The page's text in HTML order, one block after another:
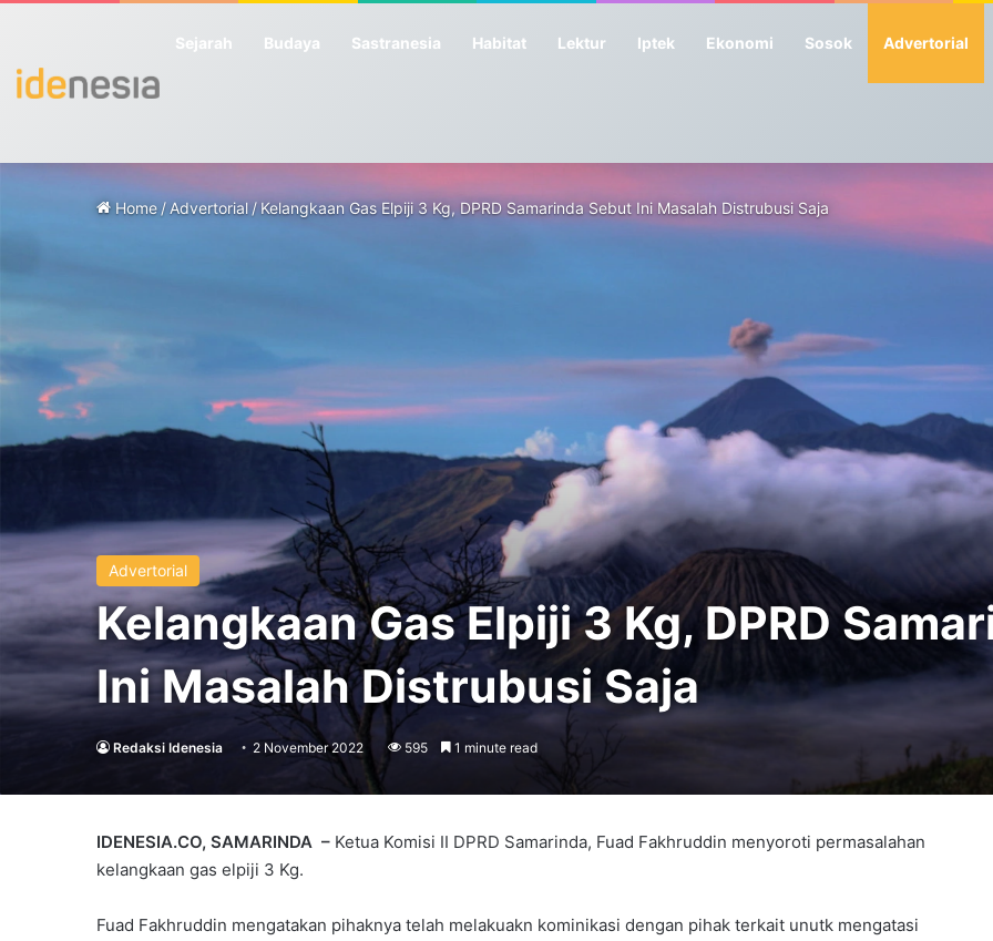
Sejarah Budaya Sastranesia Habitat Lektur Iptek Ekonomi Sosok Advertorial
Home / Advertorial /Kelangkaan Gas Elpiji 3 Kg, DPRD Samarinda Sebut Ini Masalah Distrubusi Saja
Advertorial
Kelangkaan Gas Elpiji 3 Kg, DPRD
Ini Masalah Distrubusi Saja
Redaksi Idenesia 2 November 2022 595 1 minute read
IDENESIA.CO, SAMARINDA – Ketua Komisi II DPRD Samarinda, Fuad Fakhruddin menyoroti permasalahan
kelangkaan gas elpiji 3 Kg.
Fuad Fakhruddin mengatakan pihaknya telah melakuakn kominikasi dengan pihak terkait unutk mengatasi